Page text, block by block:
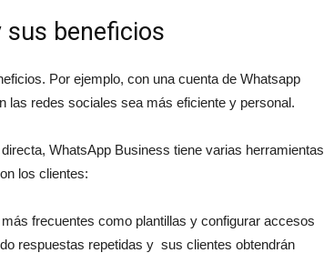
sus beneficios
Por ejemplo, con una cuenta de Whatsapp
las redes sociales sea más eficiente y personal.
WhatsApp Business tiene varias herramientas
los clientes:
frecuentes como plantillas y configurar accesos
respuestas repetidas y sus clientes obtendrán